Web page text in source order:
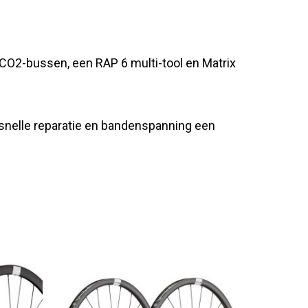
bussen, een RAP 6 multi-tool en Matrix
reparatie en bandenspanning een